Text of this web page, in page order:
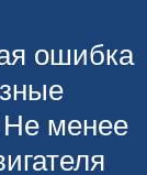
ошибка
Не менее